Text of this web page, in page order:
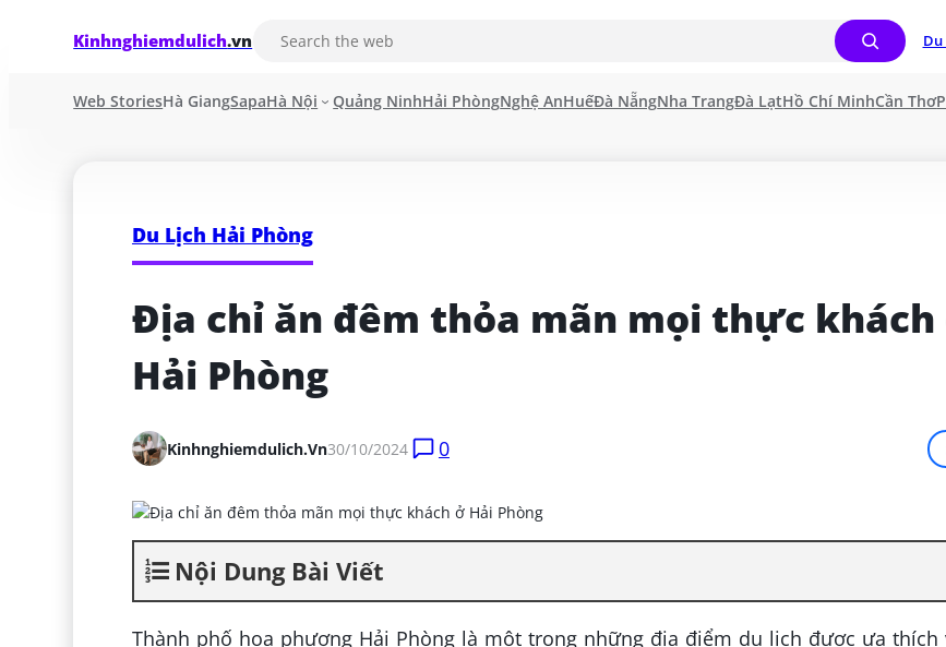
Kinhnghiemdulich.vn Du
Web StoriesHà GiangSapaHà Nội Quảng NinhHải PhòngNghệ AnHuếĐà NẵngNha TrangĐà LạtHồ Chí MinhCần Thơ
Du Lịch Hải Phòng
Địa chỉ ăn đêm thỏa mãn mọi thực khách
Hải Phòng
Kinhnghiemdulich.vn30/10/2024 0
Nội Dung Bài Viết
Thành phố hoa phượng Hải Phòng là một trong những địa điểm du lịch được ưa thích